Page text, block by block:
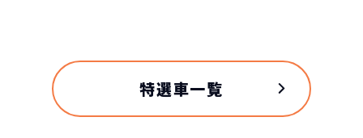
特選車一覧